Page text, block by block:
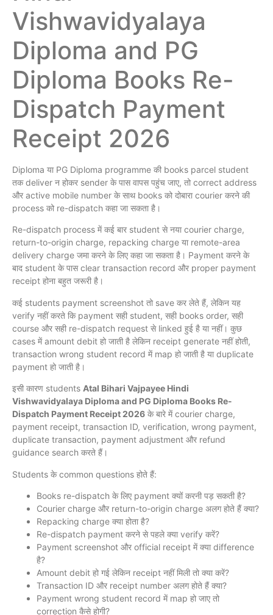
Vishwavidyalaya
Diploma and PG
Diploma Books Re-
Dispatch Payment
Receipt 2026
Diploma या PG Diploma programme की books parcel student
तक deliver न होकर sender के पास वापस पहुंच जाए, तो correct address
और active mobile number के साथ books को दोबारा courier करने की
process को re-dispatch कहा जा सकता है।
Re-dispatch process में कई बार student से नया courier charge,
return-to-origin charge, repacking charge या remote-area
delivery charge जमा करने के लिए कहा जा सकता है। Payment करने के
बाद student के पास clear transaction record और proper payment
receipt होना बहुत जरूरी है।
कई students payment screenshot तो save कर लेते हैं, लेकिन यह
verify नहीं करते कि payment सही student, सही books order, सही
course और सही re-dispatch request से linked हुई है या नहीं। कुछ
cases में amount debit हो जाती है लेकिन receipt generate नहीं होती,
transaction wrong student record में map हो जाती है या duplicate
payment हो जाती है।
इसी कारण students Atal Bihari Vajpayee Hindi
Vishwavidyalaya Diploma and PG Diploma Books Re-
Dispatch Payment Receipt 2026 के बारे में courier charge,
payment receipt, transaction ID, verification, wrong payment,
duplicate transaction, payment adjustment और refund
guidance search करते हैं।
Students के common questions होते हैं:
Books re-dispatch के लिए payment क्यों करनी पड़ सकती है?
Courier charge और return-to-origin charge अलग होते हैं क्या?
Repacking charge क्या होता है?
Re-dispatch payment करने से पहले क्या verify करें?
Payment screenshot और official receipt में क्या difference
है?
Amount debit हो गई लेकिन receipt नहीं मिली तो क्या करें?
Transaction ID और receipt number अलग होते हैं क्या?
Payment wrong student record में map हो जाए तो
correction कैसे होगी?